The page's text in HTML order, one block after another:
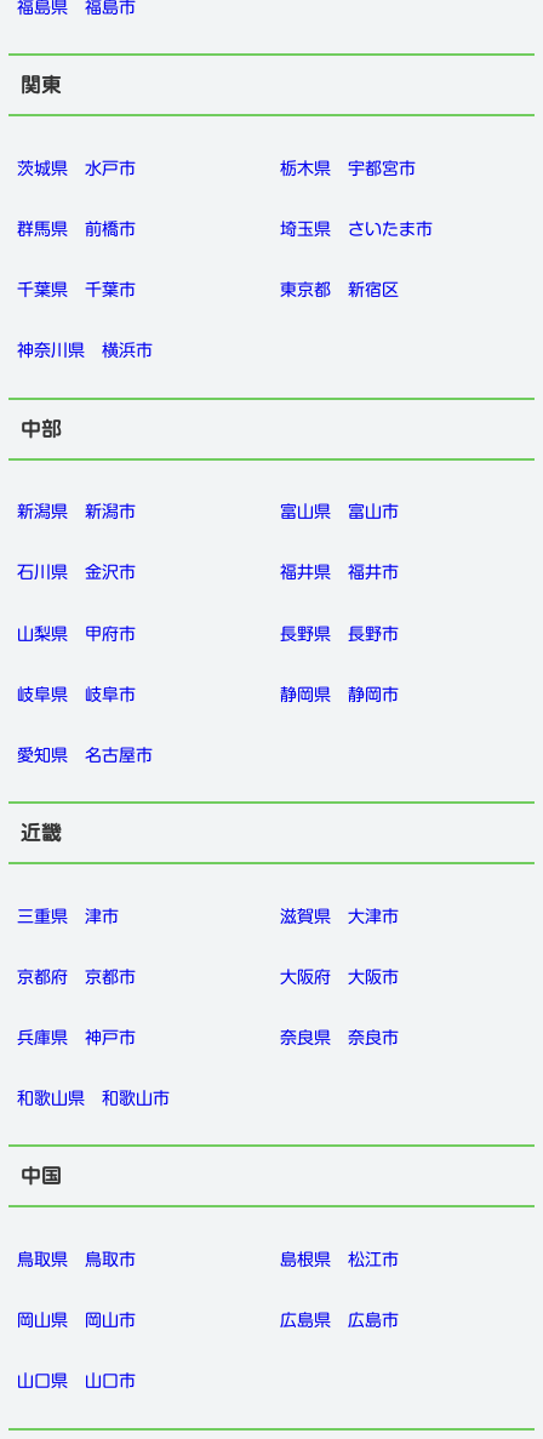
福島県 福島市
関東
茨城県 水戸市 栃木県 宇都宮市
群馬県 前橋市 埼玉県 さいたま市
千葉県 千葉市 東京都 新宿区
神奈川県 横浜市
中部
新潟県 新潟市 富山県 富山市
石川県 金沢市 福井県 福井市
山梨県 甲府市 長野県 長野市
岐阜県 岐阜市 静岡県 静岡市
愛知県 名古屋市
近畿
三重県 津市 滋賀県 大津市
京都府 京都市 大阪府 大阪市
兵庫県 神戸市 奈良県 奈良市
和歌山県 和歌山市
中国
鳥取県 鳥取市 島根県 松江市
岡山県 岡山市 広島県 広島市
山口県 山口市